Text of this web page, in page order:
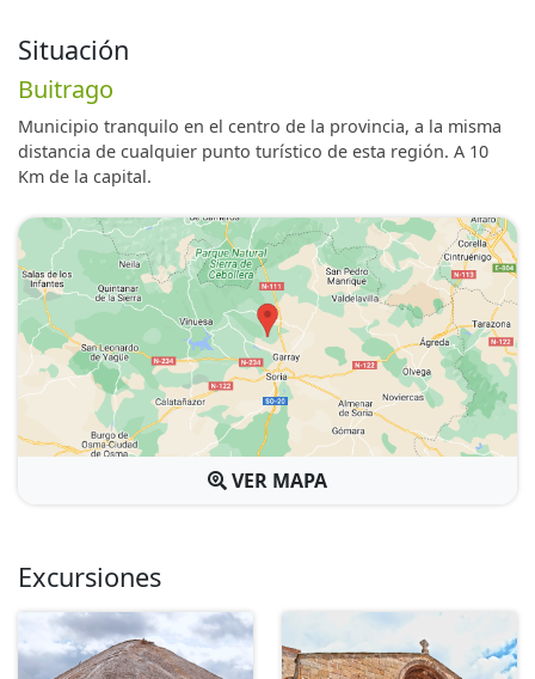
Situación
Buitrago
Municipio tranquilo en el centro de la provincia, a la misma
distancia de cualquier punto turístico de esta región. A 10
Km de la capital.
VER MAPA
Excursiones